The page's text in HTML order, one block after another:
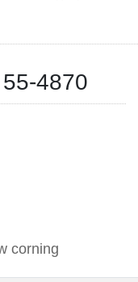
4870
corning